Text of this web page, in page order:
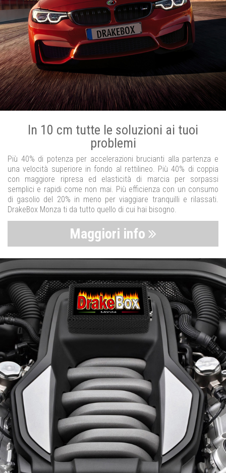
In 10 cm tutte le soluzioni ai tuoi
problemi
Più 40% di potenza per accelerazioni brucianti alla partenza e
una velocità superiore in fondo al rettilineo. Più 40% di coppia
con maggiore ripresa ed elasticità di marcia per sorpassi
semplici e rapidi come non mai. Più efficienza con un consumo
di gasolio del 20% in meno per viaggiare tranquilli e rilassati.
DrakeBox Monza ti da tutto quello di cui hai bisogno.
Maggiori info